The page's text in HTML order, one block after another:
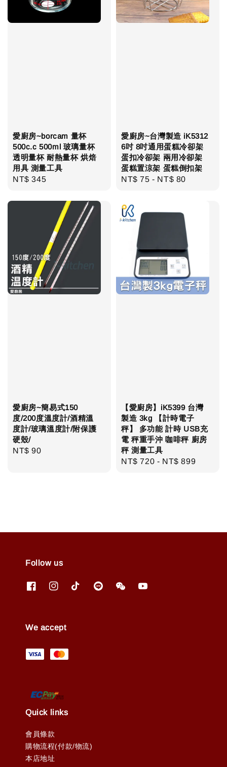
愛廚房~borcam 量杯
500c.c 500ml 玻璃量杯
透明量杯 耐熱量杯 烘焙
用具 測量工具
Regular
NT$ 345
愛廚房~台灣製造 iK5312
6吋 8吋通用蛋糕冷卻架
蛋扣冷卻架 兩用冷卻架
蛋糕置涼架 蛋糕倒扣架
Regular
NT$ 75 - NT$ 80
愛廚房~簡易式150
度/200度溫度計/酒精溫
度計/玻璃溫度計/附保護
硬殼/
Regular
NT$ 90
【愛廚房】iK5399 台灣
製造 3kg 【計時電子
秤】 多功能 計時 USB充
電 秤重手沖 咖啡秤 廚房
秤 測量工具
Regular
NT$ 720 - NT$ 899
Follow us
We accept
Quick links
會員條款
購物流程(付款/物流)
本店地址